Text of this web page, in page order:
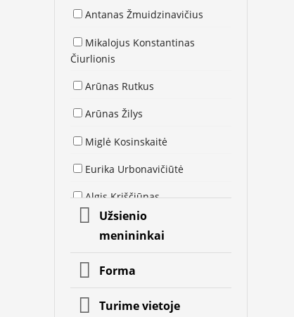
Antanas Žmuidzinavičius
Mikalojus Konstantinas
Čiurlionis
Arūnas Rutkus
Arūnas Žilys
Miglė Kosinskaitė
Eurika Urbonavičiūtė
Algis Kriščiūnas
Inga Noir Mrazauskė
Kristina Asinus
Jolita Vaitkutė
Sigitas Mickevičius
Užsienio
menininkai
Forma
Turime vietoje